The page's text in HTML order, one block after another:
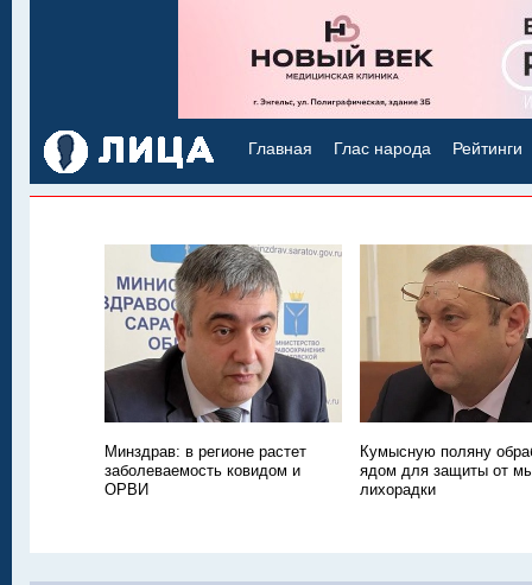
Главная Глас народа Рейтинги
Минздрав: в регионе растет
заболеваемость ковидом и
ОРВИ
Кумысную поляну
ядом для защиты от
лихорадки